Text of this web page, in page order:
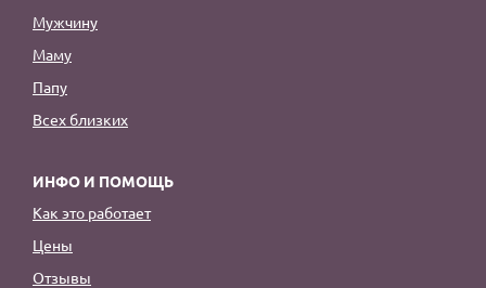
Мужчину
Маму
Папу
Всех близких
ИНФО И ПОМОЩЬ
Как это работает
Цены
Отзывы